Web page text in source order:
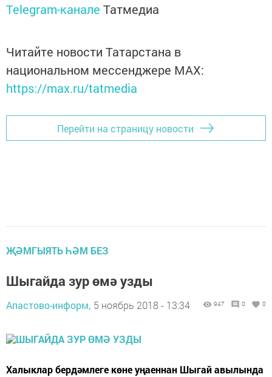
Telegram-канале Татмедиа
Читайте новости Татарстана в
национальном мессенджере MАХ:
https://max.ru/tatmedia
Перейти на страницу новости
ҖӘМГЫЯТЬ ҺӘМ БЕЗ
Шыгайда зур өмә узды
Апастово-информ, 5 ноябрь 2018 - 13:34 947 0 0
Халыклар бердәмлеге көне уңаеннан Шыгай авылында